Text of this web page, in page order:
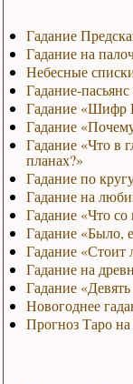
Гадание
Гадание на
Небесные
Гадание-
Гадание «Шифр
Гадание
Гадание «Что в
планах?»
Гадание по
Гадание на
Гадание «Что
Гадание «Было,
Гадание «Стоит
Гадание на
Гадание
Новогоднее
Прогноз Таро